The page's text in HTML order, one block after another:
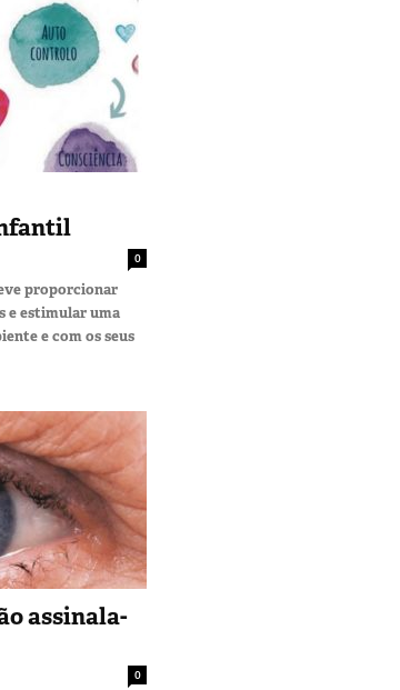
0
proporcionar
e estimular uma
e com os seus
assinala-
0